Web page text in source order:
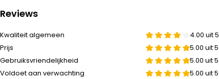
- Natuurlijk aanmaakmateriaal: houtwol met stearine.
- Brandt snel, geurloos en schoon.
- Zonder chemische stoffen – veilig en milieuvriendelijk.
- Handig formaat voor incidenteel gebruik.
Reviews
Kwaliteit algemeen
4.00 uit 5
Prijs
5.00 uit 5
Gebruiksvriendelijkheid
5.00 uit 5
Voldoet aan verwachting
5.00 uit 5